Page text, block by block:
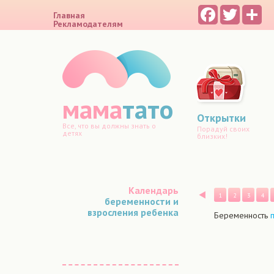
Главная
Рекламодателям
FacebookTwitter
маматато
Все, что вы должны знать о
детях
Открытки
Порадуй своих
близких!
Календарь
беременности и
взросления ребенка
Назад
1 2 3 4
Беременность